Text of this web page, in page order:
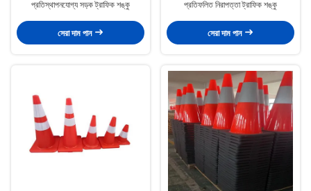
প্রতিস্থাপনযোগ্য সড়ক ট্রাফিক শঙ্কু
সেরা দাম পান
প্রতিফলিত নিরাপত্তা ট্রাফিক শঙ্কু
সেরা দাম পান